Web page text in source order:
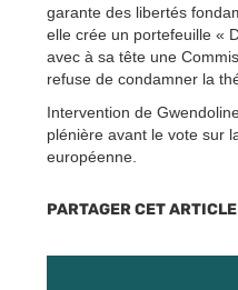
garante des libertés
elle crée un portefeuille «
avec à sa tête une
refuse de condamner la
Intervention de
plénière avant le vote sur
européenne.
PARTAGER CET ARTICLE